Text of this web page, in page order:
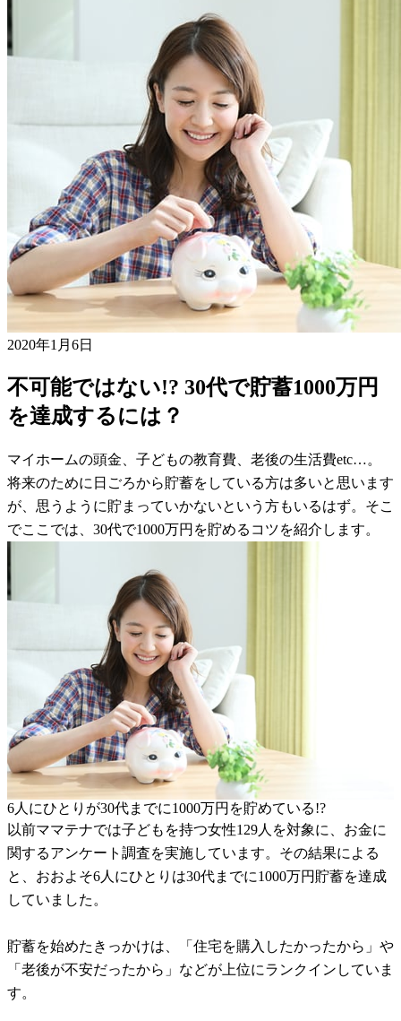
2020年1月6日
不可能ではない!? 30代で貯蓄1000万円
を達成するには？
マイホームの頭金、子どもの教育費、老後の生活費etc…。
将来のために日ごろから貯蓄をしている方は多いと思います
が、思うように貯まっていかないという方もいるはず。そこ
でここでは、30代で1000万円を貯めるコツを紹介します。
6人にひとりが30代までに1000万円を貯めている!?
以前ママテナでは子どもを持つ女性129人を対象に、お金に
関するアンケート調査を実施しています。その結果による
と、おおよそ6人にひとりは30代までに1000万円貯蓄を達成
していました。
貯蓄を始めたきっかけは、「住宅を購入したかったから」や
「老後が不安だったから」などが上位にランクインしていま
す。